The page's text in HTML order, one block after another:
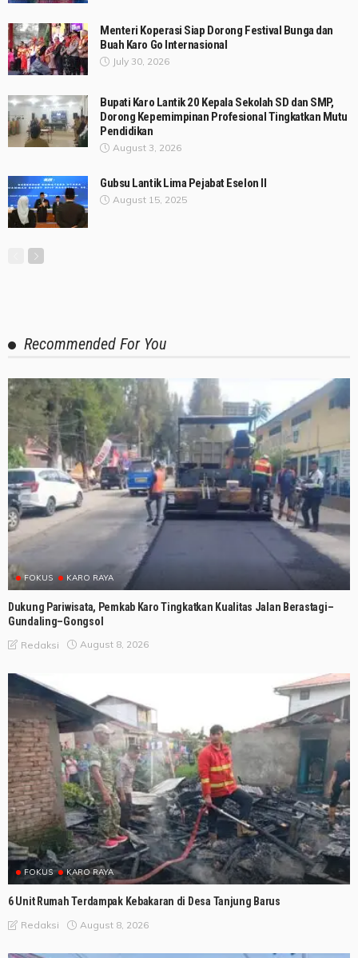
Menteri Koperasi Siap Dorong Festival Bunga dan
Buah Karo Go Internasional
July 30, 2026
Bupati Karo Lantik 20 Kepala Sekolah SD dan SMP,
Dorong Kepemimpinan Profesional Tingkatkan Mutu
Pendidikan
August 3, 2026
Gubsu Lantik Lima Pejabat Eselon II
August 15, 2025
Recommended For You
FOKUS KARO RAYA
Dukung Pariwisata, Pemkab Karo Tingkatkan Kualitas Jalan Berastagi–
Gundaling–Gongsol
Redaksi August 8, 2026
FOKUS KARO RAYA
6 Unit Rumah Terdampak Kebakaran di Desa Tanjung Barus
Redaksi August 8, 2026